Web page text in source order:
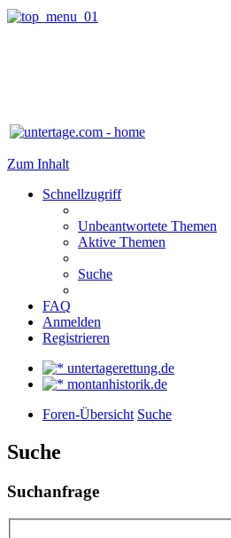
Zum Inhalt
Schnellzugriff
Unbeantwortete Themen
Aktive Themen
Suche
FAQ
Anmelden
Registrieren
untertagerettung.de
montanhistorik.de
Foren-Übersicht Suche
Suche
Suchanfrage